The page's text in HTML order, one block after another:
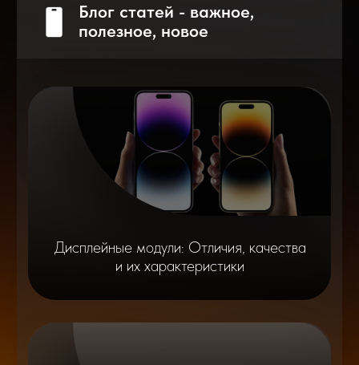
Разблокировка iPhone
после мошенников
Показать больше